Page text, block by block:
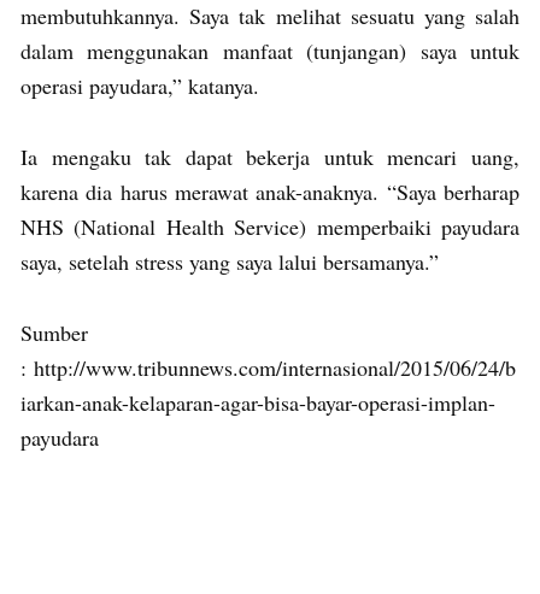
membutuhkannya. Saya tak melihat sesuatu yang salah
dalam menggunakan manfaat (tunjangan) saya untuk
operasi payudara,” katanya.
Ia mengaku tak dapat bekerja untuk mencari uang,
karena dia harus merawat anak-anaknya. “Saya berharap
NHS (National Health Service) memperbaiki payudara
saya, setelah stress yang saya lalui bersamanya.”
Sumber
: http://www.tribunnews.com/internasional/2015/06/24/b
iarkan-anak-kelaparan-agar-bisa-bayar-operasi-implan-
payudara